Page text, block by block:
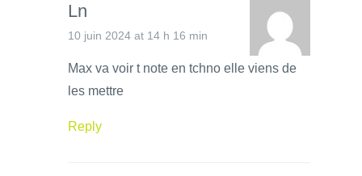
Ln
10 juin 2024 at 14 h 16 min
Max va voir t note en tchno elle viens de
les mettre
Reply